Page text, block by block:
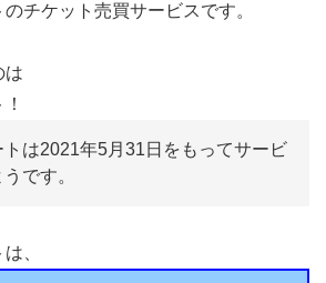
チケット売買サービスです。
は
は2021年5月31日をもってサービ
です。
、